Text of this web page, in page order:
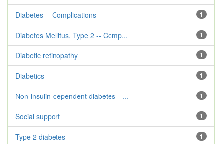
1
Diabetes -- Complications
1
Diabetes Mellitus, Type 2 -- Comp...
1
Diabetic retinopathy
1
Diabetics
1
Non-insulin-dependent diabetes --...
1
Social support
1
Type 2 diabetes‬‬‬‬‬‬